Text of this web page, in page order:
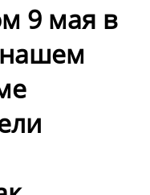
9 мая в